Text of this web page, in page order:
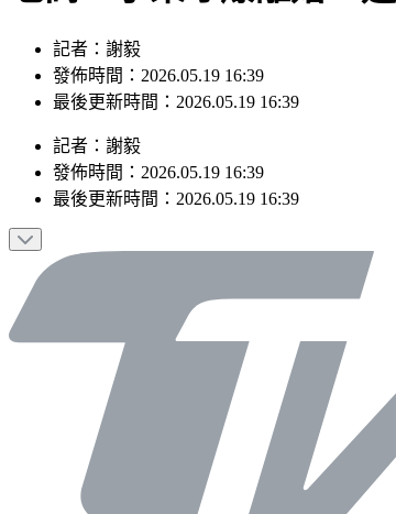
記者：謝毅
發佈時間：2026.05.19 16:39
最後更新時間：2026.05.19 16:39
記者 ： 謝毅
發佈時間： 2026.05.19 16:39
最後更新時間： 2026.05.19 16:39